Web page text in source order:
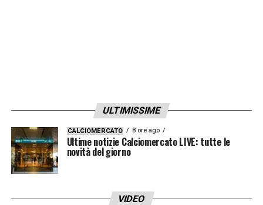
ULTIMISSIME
CALCIOMERCATO 8 ore ago
Ultime notizie Calciomercato LIVE: tutte le
novità del giorno
VIDEO